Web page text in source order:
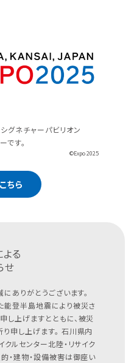
グネチャーパビリオン
です。
©Expo 2025
ちら
る
せ
ありがとうございます。
能登半島地震により被災さ
し上げますとともに、被災
申し上げます。 石川県内
ルセンター北陸・リサイク
・建物・設備被害は御座い